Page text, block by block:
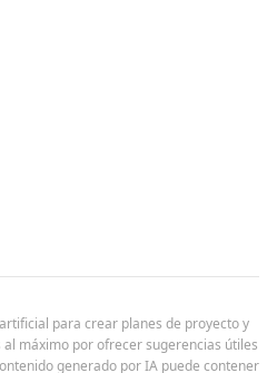
para crear planes de proyecto y
máximo por ofrecer sugerencias útiles
generado por IA puede contener